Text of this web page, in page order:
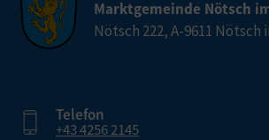
Marktgemeinde Nötsch
Nötsch 222, A-9611 Nötsch
Telefon
+43 4256 2145